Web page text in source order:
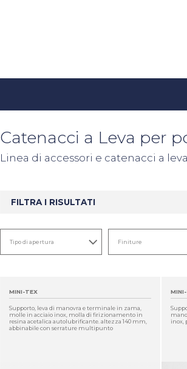
Catenacci a Leva per
Linea di accessori e catenacci a
FILTRA I RISULTATI
MINI-TEX
Supporto, leva di manovra e terminale in zama,
molle in acciaio inox, molla di firizionamento in
resina acetalica autolubrificante. altezza 140 mm,
abbinabile con serrature multipunto
inox,